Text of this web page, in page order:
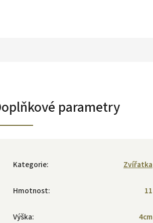
parametry
Kategorie: Zvířatka
Hmotnost: 11
Výška: 4cm